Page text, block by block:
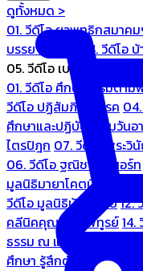
ดูทั้งหมด >
01. วีดีโอ ยุวพุทธิกสมาค
บรรยายทั่วไป
04. วีดีโอ
05. วีดีโอ เบนซ์ทองหล่อ
01. วีดีโอ ศึกษาธรรมตาม
วีดีโอ ปฏิสัมภิทามรรค
ศึกษาและปฏิบัติธรรมวัน
ไตรปิฎก 07. วีดีโอ พระวิ
06. วีดีโอ ฐณิชาฌ์รีสอร์ท
มูลนิธิมายาโคตมี
วีดีโอ มูลนิธิบ้านอารีย์12.
คลีนิคคุณหมอไพทูรย์14.
ธรรม ณ แดนพุทธภูมิ
ศึกษา รู้สึกตัว